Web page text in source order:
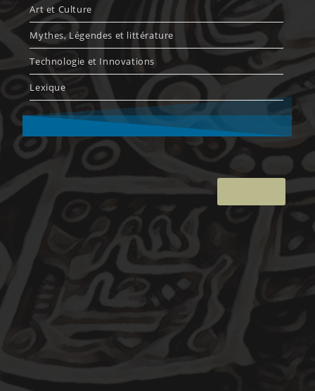
Art et Culture
Mythes, Légendes et littérature
Technologie et Innovations
Lexique